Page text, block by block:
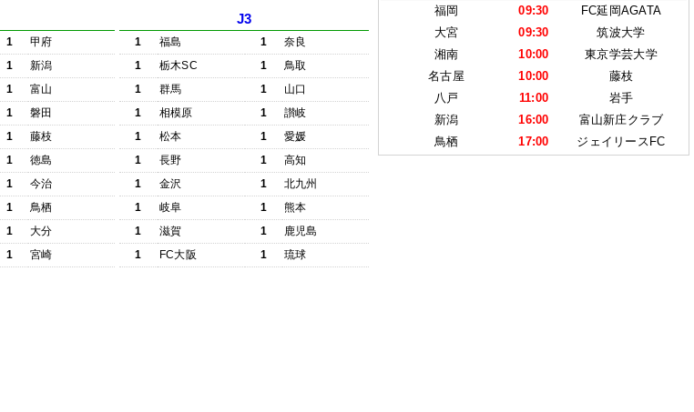
1
甲府
1
新潟
1
富山
1
磐田
1
藤枝
1
徳島
1
今治
1
鳥栖
1
大分
1 宮崎
J3
1 福島 1
奈良
1
栃木SC 1
鳥取
1
群馬 1
山口
1
相模原 1
讃岐
1
松本 1
愛媛
1
長野 1
高知
1
金沢 1
北九州
1
岐阜 1
熊本
1
滋賀 1
鹿児島
1
FC大阪 1 琉球
福岡
09:30
FC延岡AGATA
大宮
09:30
筑波大学
湘南
10:00
東京学芸大学
名古屋
10:00
藤枝
八戸
11:00
岩手
新潟
16:00
富山新庄クラブ
鳥栖
17:00 ジェイリースFC